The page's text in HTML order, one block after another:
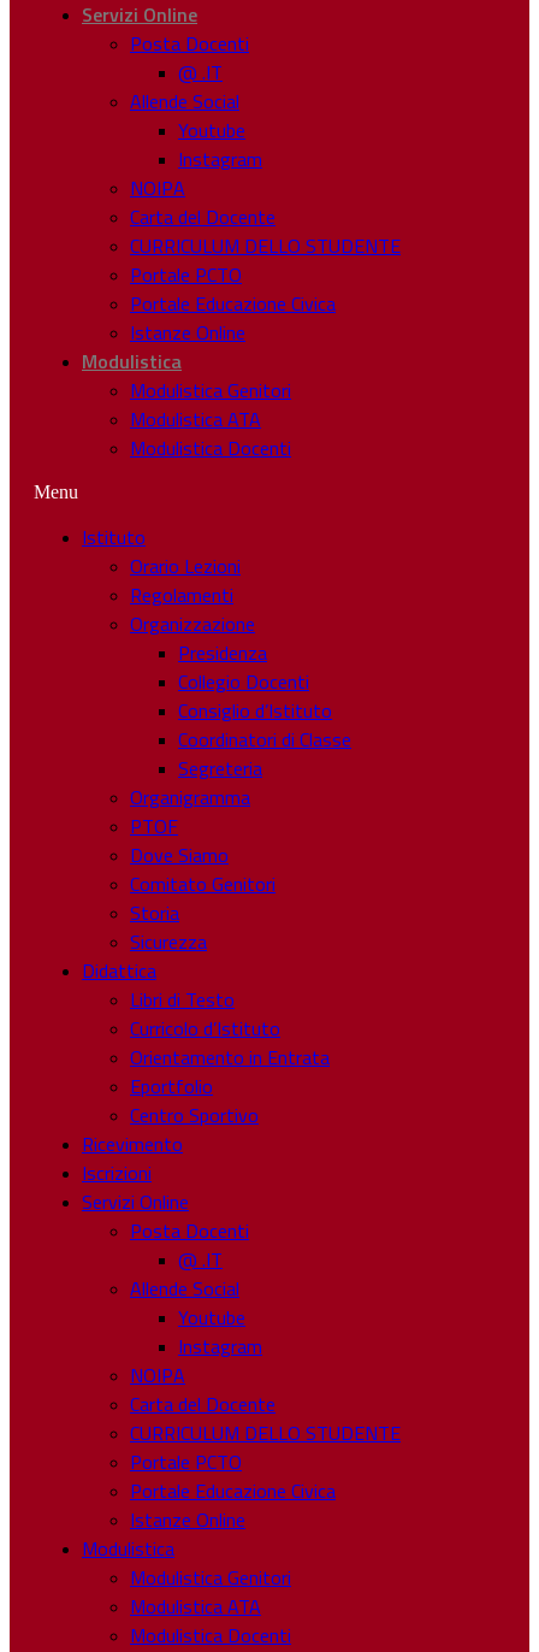
Servizi Online
Posta Docenti
@ .IT
Allende Social
Youtube
Instagram
NOIPA
Carta del Docente
CURRICULUM DELLO STUDENTE
Portale PCTO
Portale Educazione Civica
Istanze Online
Modulistica
Modulistica Genitori
Modulistica ATA
Modulistica Docenti
Menu
Istituto
Orario Lezioni
Regolamenti
Organizzazione
Presidenza
Collegio Docenti
Consiglio d’Istituto
Coordinatori di Classe
Segreteria
Organigramma
PTOF
Dove Siamo
Comitato Genitori
Storia
Sicurezza
Didattica
Libri di Testo
Curricolo d’Istituto
Orientamento in Entrata
Eportfolio
Centro Sportivo
Ricevimento
Iscrizioni
Servizi Online
Posta Docenti
@ .IT
Allende Social
Youtube
Instagram
NOIPA
Carta del Docente
CURRICULUM DELLO STUDENTE
Portale PCTO
Portale Educazione Civica
Istanze Online
Modulistica
Modulistica Genitori
Modulistica ATA
Modulistica Docenti